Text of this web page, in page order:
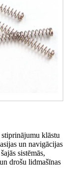
klāstu
un navigācijas
sistēmās,
drošu lidmašīnas